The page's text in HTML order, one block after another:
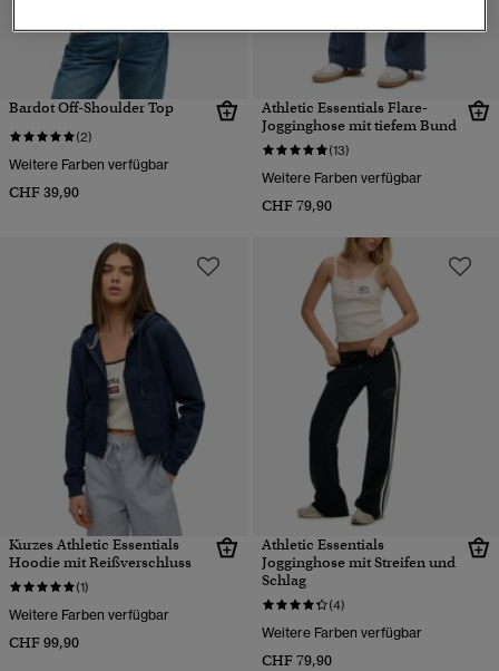
Bardot Off-Shoulder Top
(2)
Weitere Farben verfügbar
CHF 39,90
Athletic Essentials Flare-
Jogginghose mit tiefem Bund
(13)
Weitere Farben verfügbar
CHF 79,90
Kurzes Athletic Essentials
Hoodie mit Reißverschluss
(1)
Weitere Farben verfügbar
CHF 99,90
Athletic Essentials
Jogginghose mit Streifen und
Schlag
(4)
Weitere Farben verfügbar
CHF 79,90